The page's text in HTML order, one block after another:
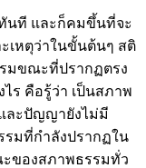
นที และก็คมขึ้นที่จะ
เหตุว่าในขั้นต้นๆ สติ
มขณะที่ปรากฏตรง
ร คือรู้ว่า เป็นสภาพ
ละปัญญายังไม่มี
รมที่กำลังปรากฏใน
ของสภาพธรรมทั่ว